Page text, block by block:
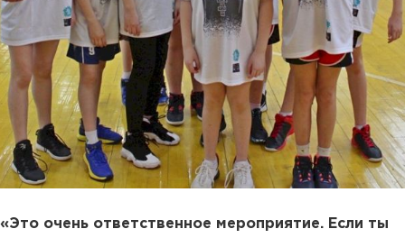
«Это очень ответственное мероприятие. Если ты